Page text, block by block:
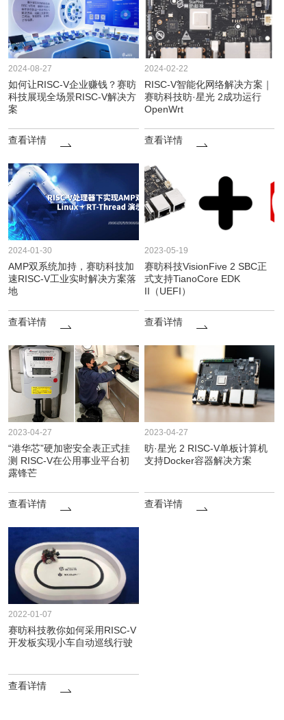
2024-08-27
如何让RISC-V企业赚钱？赛昉
科技展现全场景RISC-V解决方
案
查看详情
2024-02-22
RISC-V智能化网络解决方案｜
赛昉科技昉·星光 2成功运行
OpenWrt
查看详情
2024-01-30
AMP双系统加持，赛昉科技加
速RISC-V工业实时解决方案落
地
查看详情
2023-05-19
赛昉科技VisionFive 2 SBC正
式支持TianoCore EDK
II（UEFI）
查看详情
2023-04-27
“港华芯”硬加密安全表正式挂
测 RISC-V在公用事业平台初
露锋芒
查看详情
2023-04-27
昉·星光 2 RISC-V单板计算机
支持Docker容器解决方案
查看详情
2022-01-07
赛昉科技教你如何采用RISC-V
开发板实现小车自动巡线行驶
查看详情